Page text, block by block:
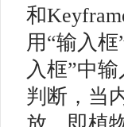
和
用“输入
入框”中
判断，当